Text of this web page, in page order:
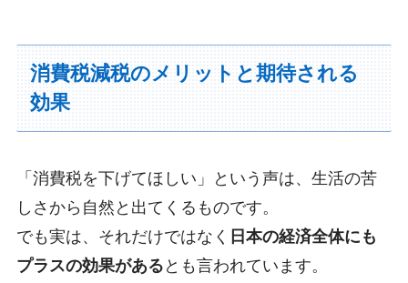
消費税減税のメリットと期待される
効果
「消費税を下げてほしい」という声は、生活の苦
しさから自然と出てくるものです。
でも実は、それだけではなく 日本の経済全体にも
プラスの効果がある とも言われています。